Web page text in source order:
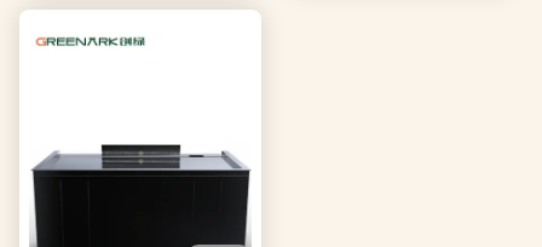
Hibachi